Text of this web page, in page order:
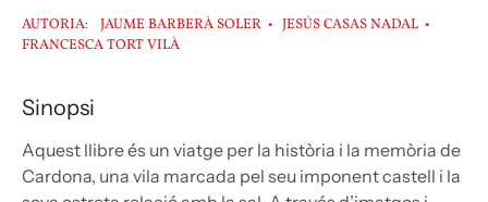
AUTORIA: JAUME BARBERÀ SOLER
JESÚS CASAS NADAL
FRANCESCA TORT VILÀ
Sinopsi
Aquest llibre és un viatge per la història i la memòria de
Cardona, una vila marcada pel seu imponent castell i la